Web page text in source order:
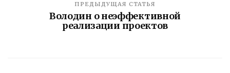
ПРЕДЫДУЩАЯ СТАТЬЯ
Володин о неэффективной
реализации проектов